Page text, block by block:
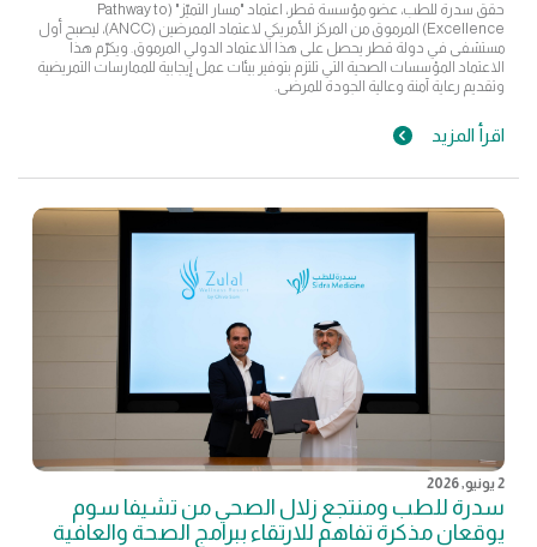
حقق سدرة للطب، عضو مؤسسة قطر، اعتماد "مسار التميّز" (Pathway to
Excellence) المرموق من المركز الأمريكي لاعتماد الممرضين (ANCC)، ليصبح أول
مستشفى في دولة قطر يحصل على هذا الاعتماد الدولي المرموق. ويكرّم هذا
الاعتماد المؤسسات الصحية التي تلتزم بتوفير بيئات عمل إيجابية للممارسات التمريضية
وتقديم رعاية آمنة وعالية الجودة للمرضى.
اقرأ المزيد
2 يونيو, 2026
سدرة للطب ومنتجع زلال الصحي من تشيفا سوم
يوقعان مذكرة تفاهم للارتقاء ببرامج الصحة والعافية